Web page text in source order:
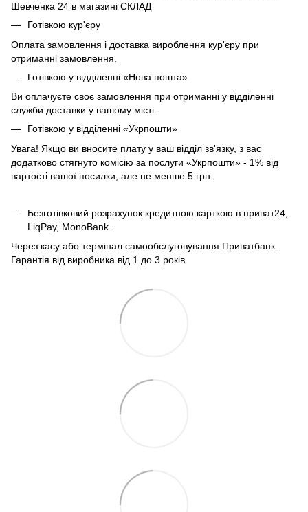
Шевченка 24 в магазині СКЛАД
Готівкою кур'єру
Оплата замовлення і доставка вироблення кур'єру при
отриманні замовлення.
Готівкою у відділенні «Нова пошта»
Ви оплачуєте своє замовлення при отриманні у відділенні
служби доставки у вашому місті.
Готівкою у відділенні «Укрпошти»
Увага! Якщо ви вносите плату у ваш відділ зв'язку, з вас
додатково стягнуто комісію за послуги «Укрпошти» - 1% від
вартості вашої посилки, але не менше 5 грн.
Безготівковий розрахунок кредитною карткою в приват24,
LiqPay, MonoBank.
Через касу або термінал самообслуговування Приватбанк.
Гарантія від виробника від 1 до 3 років.